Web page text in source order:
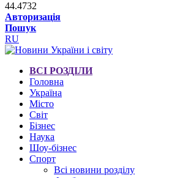
44.4732
Авторизація
Пошук
RU
ВСІ РОЗДІЛИ
Головна
Україна
Місто
Світ
Бізнес
Наука
Шоу-бізнес
Спорт
Всі новини розділу